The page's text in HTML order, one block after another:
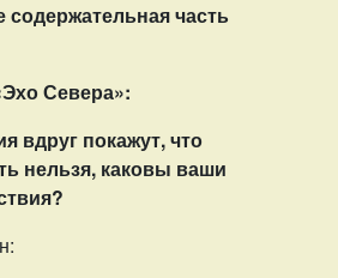
содержательная часть
Севера»:
вдруг покажут, что
нельзя, каковы ваши